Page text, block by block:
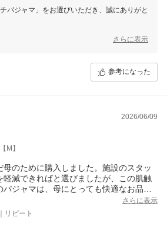
貴重なご意見をありがとうございました。
パジャマ」をお選びいただき、誠にありがと
てお選びいただけたとのこと、大変嬉しく思
っていただけたとのお話を伺い、私たちもと
ありがとうございました。
さらに表示
参考になった
2026/06/09
M】
のために購入しました。施設のスタッ
軽減できればと選びましたが、この肌触
ジャマは、母にとっても快適なお品だ
商品が増えるとありがたいです。さらに表示
リピート